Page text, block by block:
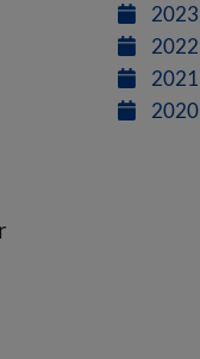
2023
2022
2021
2020